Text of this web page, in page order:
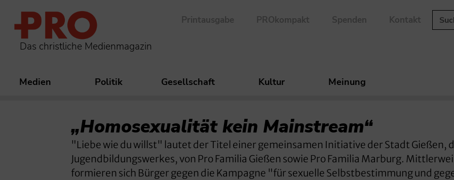
Das christliche Medienmagazin
Printausgabe PROkompakt Spenden Kontakt
Medien Politik Gesellschaft Kultur Meinung
„Homosexualität kein Mainstream“
"Liebe wie du willst" lautet der Titel einer gemeinsamen Initiative der Stadt Gießen,
Jugendbildungswerkes, von Pro Familia Gießen sowie Pro Familia Marburg.
formieren sich Bürger gegen die Kampagne "für sexuelle Selbstbestimmung und